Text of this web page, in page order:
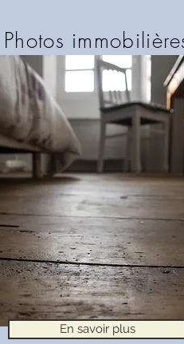
Photos
En savoir plus